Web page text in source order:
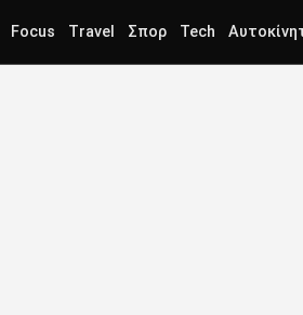
Focus Travel Σπορ Tech